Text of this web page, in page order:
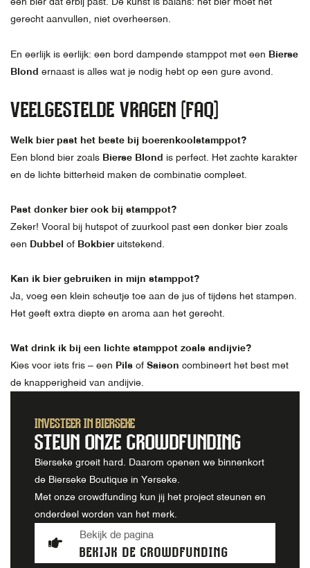
gerecht aanvullen, niet overheersen.
En eerlijk is eerlijk: een bord dampende stamppot met een Bierse
Blond ernaast is alles wat je nodig hebt op een gure avond.
VEELGESTELDE VRAGEN (FAQ)
Welk bier past het beste bij boerenkoolstamppot?
Een blond bier zoals Bierse Blond is perfect. Het zachte karakter
en de lichte bitterheid maken de combinatie compleet.
Past donker bier ook bij stamppot?
Zeker! Vooral bij hutspot of zuurkool past een donker bier zoals
een Dubbel of Bokbieruitstekend.
Kan ik bier gebruiken in mijn stamppot?
Ja, voeg een klein scheutje toe aan de jus of tijdens het stampen.
Het geeft extra diepte en aroma aan het gerecht.
Wat drink ik bij een lichte stamppot zoals andijvie?
Kies voor iets fris – een Pils of Saison combineert het best met
de knapperigheid van andijvie.
INVESTEER IN BIERSEKE
STEUN ONZE CROWDFUNDING
Bierseke groeit hard. Daarom openen we binnenkort
de Bierseke Boutique in Yerseke.
Met onze crowdfunding kun jij het project steunen en
onderdeel worden van het merk.
Bekijk de pagina
BEKIJK DE CROWDFUNDING